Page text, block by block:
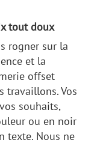
tout doux
rogner sur la
et la
offset
travaillons. Vos
souhaits,
ou en noir
texte. Nous ne